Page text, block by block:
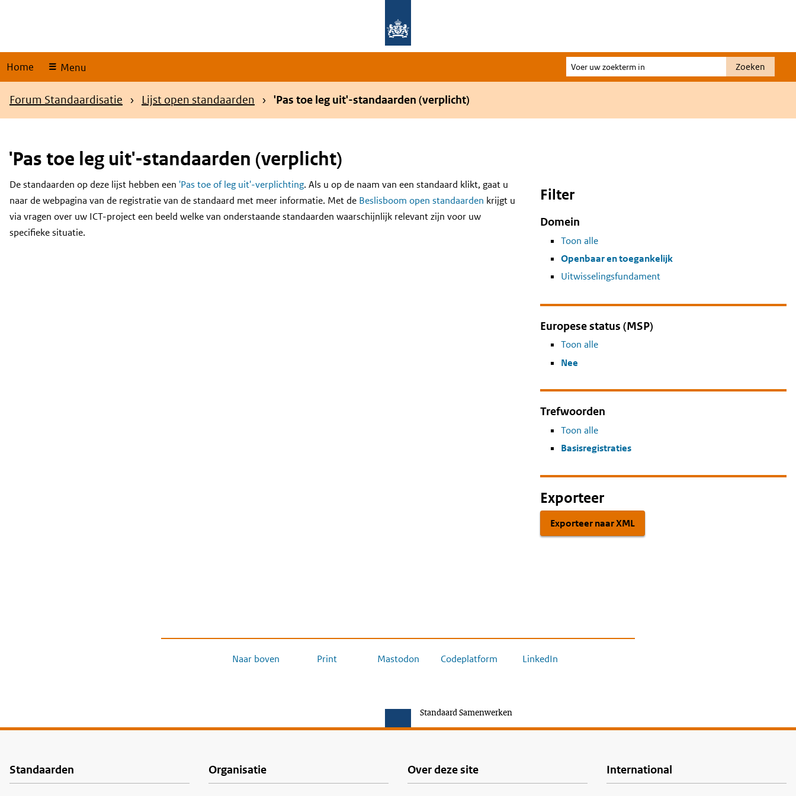
Home Menu
Voer
uw
Zoeken
Kruimelpad
Forum Standaardisatie Lijst open standaarden 'Pas toe leg uit'-standaarden (verplicht)
'Pas toe leg uit'-standaarden (verplicht)
Content
De standaarden op deze lijst hebben een 'Pas toe of leg uit'-verplichting. Als u op de naam van een standaard klikt, gaat u
naar de webpagina van de registratie van de standaard met meer informatie. Met de Beslisboom open standaarden krijgt u
via vragen over uw ICT-project een beeld welke van onderstaande standaarden waarschijnlijk relevant zijn voor uw
specifieke situatie.
Filter
Domein
Toon alle
Openbaar en toegankelijk
Uitwisselingsfundament
Europese status (MSP)
Toon alle
Nee
Trefwoorden
Toon alle
Basisregistraties
Exporteer
Exporteer naar XML
Naar boven Print Mastodon Codeplatform LinkedIn
Standaard Samenwerken
Voet
Standaarden Organisatie Over deze site International